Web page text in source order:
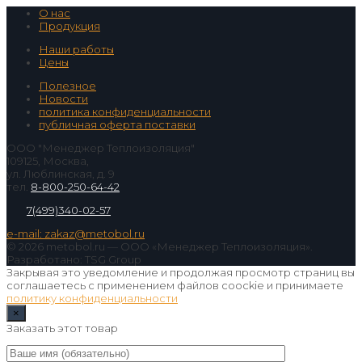
О нас
Продукция
Наши работы
Цены
Полезное
Новости
политика конфиденциальности
публичная оферта поставки
ООО "Менеджер Теплоизоляция"
109125, Москва,
ул. Люблинская, д. 9
тел. 8-800-250-64-42
7(499)340-02-57
e-mail: zakaz@metobol.ru
© 2026 metobol.ru — ООО «Менеджер Теплоизоляция».
Разработано: TSG Group
Закрывая это уведомление и продолжая просмотр страниц вы
соглашаетесь с применением файлов coockie и принимаете
политику конфиденциальности
×
Заказать этот товар